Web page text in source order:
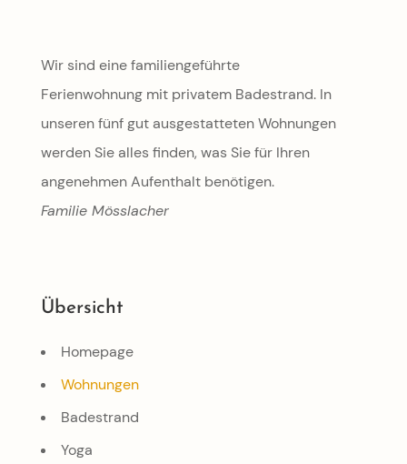
Wir sind eine familiengeführte
Ferienwohnung mit privatem Badestrand. In
unseren fünf gut ausgestatteten Wohnungen
werden Sie alles finden, was Sie für Ihren
angenehmen Aufenthalt benötigen.
Familie Mösslacher
Übersicht
Homepage
Wohnungen
Badestrand
Yoga